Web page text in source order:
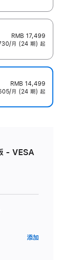
RMB 17,499
月 (24 期) 起
RMB 14,499
月 (24 期) 起
- VESA
添加